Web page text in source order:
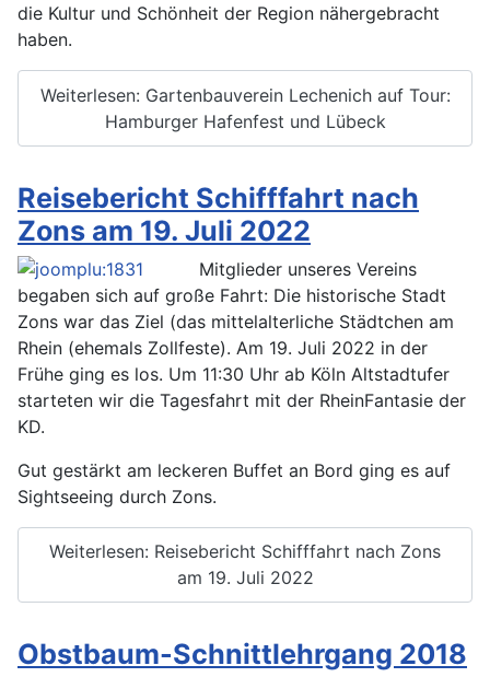
die Kultur und Schönheit der Region nähergebracht
haben.
Weiterlesen: Gartenbauverein Lechenich auf Tour:
Hamburger Hafenfest und Lübeck
Reisebericht Schifffahrt nach
Zons am 19. Juli 2022
Mitglieder unseres Vereins
begaben sich auf große Fahrt: Die historische Stadt
Zons war das Ziel (das mittelalterliche Städtchen am
Rhein (ehemals Zollfeste). Am 19. Juli 2022 in der
Frühe ging es los. Um 11:30 Uhr ab Köln Altstadtufer
starteten wir die Tagesfahrt mit der RheinFantasie der
KD.
Gut gestärkt am leckeren Buffet an Bord ging es auf
Sightseeing durch Zons.
Weiterlesen: Reisebericht Schifffahrt nach Zons
am 19. Juli 2022
Obstbaum-Schnittlehrgang 2018